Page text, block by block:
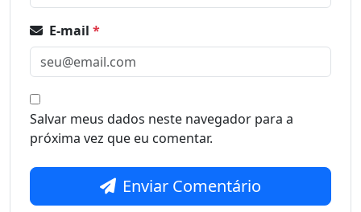
E-mail *
Salvar meus dados neste navegador para a
próxima vez que eu comentar.
Enviar Comentário